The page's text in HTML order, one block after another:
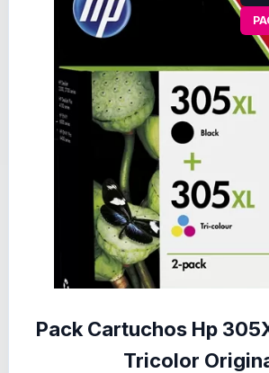
Pack Cartuchos Hp
Tricolor